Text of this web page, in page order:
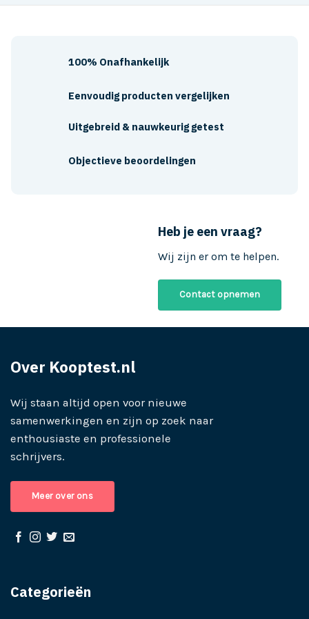
Heb je een vraag?
Wij zijn er om te helpen.
Contact opnemen
100% Onafhankelijk
Eenvoudig producten vergelijken
Uitgebreid & nauwkeurig getest
Objectieve beoordelingen
Over Kooptest.nl
Wij staan altijd open voor nieuwe
samenwerkingen en zijn op zoek naar
enthousiaste en professionele
schrijvers.
Meer over ons
Categorieën